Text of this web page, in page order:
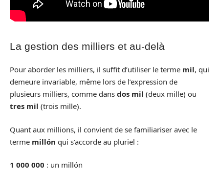
La gestion des milliers et au-delà
Pour aborder les milliers, il suffit d’utiliser le terme mil, qui
demeure invariable, même lors de l’expression de
plusieurs milliers, comme dans dos mil (deux mille) ou
tres mil (trois mille).
Quant aux millions, il convient de se familiariser avec le
terme millón qui s’accorde au pluriel :
1 000 000 : un millón